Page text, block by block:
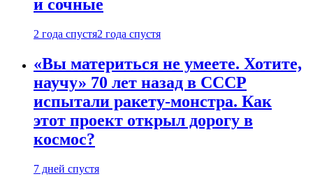
и сочные
2 года спустя2 года спустя
«Вы материться не умеете. Хотите,
научу» 70 лет назад в СССР
испытали ракету-монстра. Как
этот проект открыл дорогу в
космос?
7 дней спустя